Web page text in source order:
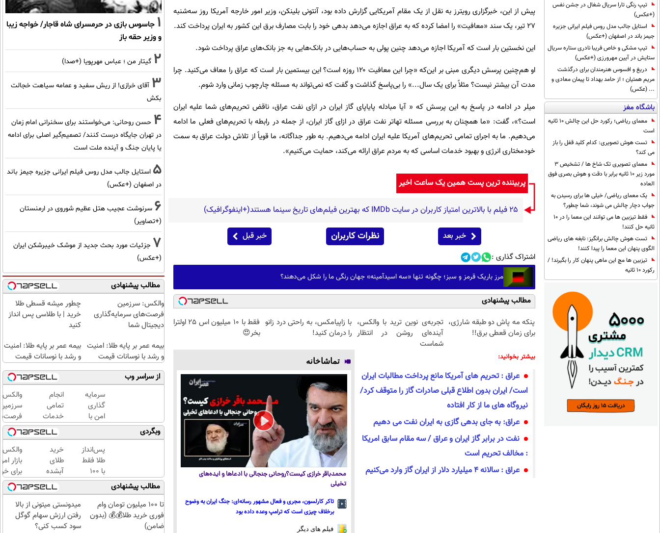
تیپ رنگی تارا سریال شغال در جشن نفس
(+عکس)
استایل جالب مدل روس فیلم ایرانی جزیره
جیمز باند در اصفهان (+عکس)
تیپ مشکی و خاص فریبا نادری ستاره سریال
ستایش در آیین مهرورزی (+عکس)
دریغ و افسوس هنرمندان برای درگذشت
مریم همتیان ؛ از حامد بهداد تا پیمان معادی و
... (عکس)
باشگاه مغز
معمای ریاضی؛ رکورد حل این چالش 10 ثانیه
است
تست هوش تصویری: کدام کلید قفل را باز
می کند؟
معمای تصویری تک شاخ ها / تشخیص 3
مورد زیر 10 ثانیه برابر با دقت و هوش بصری فوق
العاده
یک معمای ریاضی/ خیلی ها برای رسیدن به
جواب دچار چالش می شوند، شما چطور؟
فقط تیزبین ها می توانند این معما را در 10
ثانیه حل کنند!
تست هوش چالش برانگیز: نابغه های ریاضی
الگوی پنهان این معما را پیدا کنند!
تیزبین ها مچ این ماهی پنهان کار را بگیرند! /
رکورد 10 ثانیه
پیش از این، خبرگزاری رویترز به نقل از یک مقام آمریکایی گزارش داده بود، آنتونی بلینکن، وزیر امور خارجه آمریکا روز سه‌شنبه
۲۷ تیر، یک سند «معافیت» را امضا کرده که به عراق اجازه می‌دهد بدهی خود را بابت مصارف برق این کشور به ایران پرداخت کند.
این نخستین بار است که آمریکا اجازه می‌دهد چنین پولی به حساب‌هایی در بانک‌هایی به جز بانک‌های عراق پرداخت شود.
او هم‌چنین پرسش دیگری مبنی بر این‌که «چرا این معافیت ۱۲۰ روزه است؟ این بیستمین بار است که عراق را معاف می‌کنید. چرا
مدت آن بیشتر نیست؟ مثلاً برای یک سال...» را بی‌پاسخ گذاشت و گفت که نمی‌تواند به مسئله چارچوب زمانی وارد شوم.
میلر در ادامه در پاسخ به این پرسش که « آیا مبادله پایاپای گاز ایران در ازای نفت عراق، ناقض تحریم‌های شما علیه ایران
است؟»، گفت: «ما همچنان به بررسی مسئله تهاتر نفت عراق در ازای گاز ایران، از جمله در رابطه با تحریم‌های فعلی ما ادامه
می‌دهیم. ما به اجرای تمامی تحریم‌های آمریکا علیه ایران ادامه می‌دهیم. به طور جداگانه، ما قویاً از تلاش دولت عراق به سمت
خودمختاری انرژی و بهبود خدمات اساسی که به مردم عراق ارائه می‌کند، حمایت می‌کنیم».
پربیننده ترین پست همین یک ساعت اخیر
۲۵ فیلم با بالاترین امتیاز کاربران در سایت IMDb که بهترین فیلم‌های تاریخ سینما هستند(+اینفوگرافیک)
خبر بعد نظرات کاربران خبر قبل
اشتراک گذاری :
مرز باریک قرمز و سبز؛ چگونه تنها «سه اسیدآمینه» جهان رنگی ما را شکل می‌دهند؟
مطالب پیشنهادی
پنکه مه پاش دو طبقه شارژی،
برای زمان قعطی برق!!
تجربه‌ی نوین ترید با والکس،
آینده‌ای روشن در انتظار
شماست
با زاپیامکس، به راحتی درد زانو
را درمان کنید!
فقط با 10 میلیون اس 25 اولترا
بخر😍
بیشتر بخوانید:
عراق : تحریم‌ های آمریکا مانع پرداخت مطالبات ایران
است/ ایران بدون اطلاع قبلی صادرات گاز را متوقف کرد/
نیروگاه‌ های ما از کار افتاده
عراق: به جای بدهی گازی به ایران نفت می دهیم
نفت در برابر گاز ایران و عراق / سه مقام سابق امریکا
: مخالف تحریم است
عراق : سالانه ۴ میلیارد دلار از ایران گاز وارد می‌کنیم
تماشاخانه
محمدباقر خرازی کیست؟روحانی جنجالی با ادعاها و ایده‌های
تخیلی
تاکر کارلسون، مجری و فعال مشهور رسانه‌ای: جنگ ایران به وضوح
برخلاف چیزی است که ترامپ وعده داده بود
فیلم های دیگر
1 جاسوس بازی در حرمسرای شاه قاجار/ خواجه زیبا
و وزیر حقه باز
2 گیتار من ؛ عباس مهرپویا (+صدا)
3 آقای خرازی! از ریش سفید و عمامه سیاهت خجالت
بکش
4 حسن روحانی: می‌خواستند برای سخنرانی امام زمان
در تهران جایگاه درست کنند/ تصمیم‌گیر اصلی برای ادامه
یا پایان جنگ و آینده ملت است
5 استایل جالب مدل روس فیلم ایرانی جزیره جیمز باند
در اصفهان (+عکس)
6 سرنوشت عجیب هتل عظیم شوروی در ارمنستان
(+تصاویر)
7 جزئیات مورد بحث جدید از موشک خیبرشکن ایران
(+عکس)
مطالب پیشنهادی
والکس: سرزمین
فرصت‌های سرمایه‌گذاری
دیجیتال شما
چطور میشه قسطی طلا
خرید | با طلاسی پس انداز
کنید
بیمه عمر بر پایه طلا: امنیت
و رشد با نوسانات قیمت
بیمه عمر بر پایه طلا: امنیت
و رشد با نوسانات قیمت
از سراسر وب
سرمایه
گذاری
امن با
طلا و
نقره
دیجی
کالا
انجام
تمامی
خدمات
خودرویی
در محل
با یدک
دات کام
والکس:
سرزمین
وبگردی
پس‌انداز
طلا فقط
با ۱۰۰
هزارتومان
(امن و
راحت)
خرید
طلای
آبشده
حتی با
۱۰۰هزارتومان
والکس:
بازار
برای
و
دیجیتال
مطالب پیشنهادی
تا 100 میلیون تومان وام
فوری خرید طلا💰💰 (بدون
ضامن)
میدونستی میتونی از بالا
رفتن ارزش سهام گوگل
سود کسب کنی؟